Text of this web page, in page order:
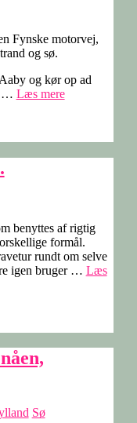
Fynske motorvej,
og sø.
og kør op ad
… Læs mere“Nørre
benyttes af rigtig
formål.
rundt om selve
igen bruger … Læs
Sø